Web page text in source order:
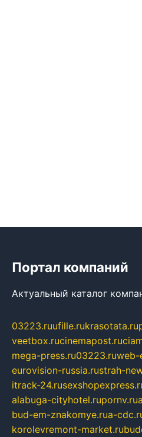
Портал компаний
Актуальный каталог
03223.ruufille.rukrasotata.ru
veetbox.rucinemapost.ru
mega-press.ru03223.ruweb-
eurovision-russia.rustrah-
itrack-24.ru
alabuga-cityhotel.rupornv.ru
bud-em-znakomye.rua-
korolevremont-market.ru